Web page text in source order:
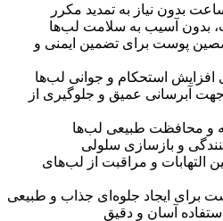
بدون آسیب به سلامت لب‌ها
پوست برای تضمین ایمنی و
افزایش استحکام و جوانی لب‌ها
آبرسانی عمیق و جلوگیری از
و محافظت طبیعی لب‌ها
التهابات و مراقبت از لب‌های
برای ایجاد جلوه‌ای جذاب و طبیعی
آسان و دقیق